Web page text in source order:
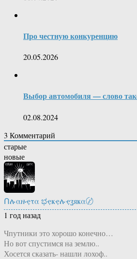
Про честную конкуренцию
20.05.2026
Выбор автомобиля — слово
02.08.2024
3 Комментарий
старые
новые
Ոሉαዙҿτα ಭҿҝҿሉҿʓяҝα〄
1 год назад
Чпутники это хорошо конечно…
Но вот спустимся на землю..
Хосется сказать- нашли лохоф..